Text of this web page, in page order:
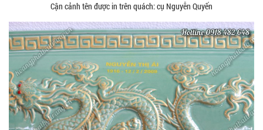
Cận cảnh tên được in trên quách: cụ Nguyễn Quyến